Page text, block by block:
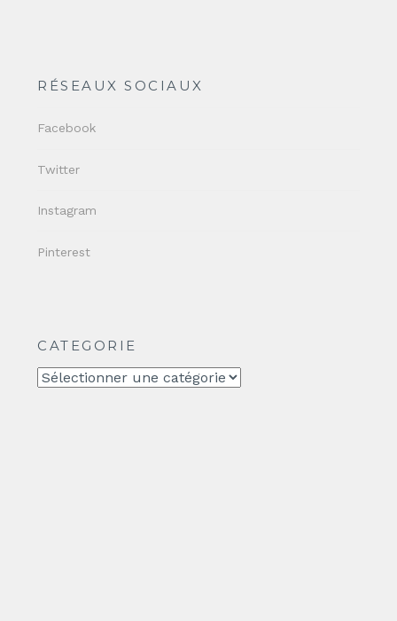
RÉSEAUX SOCIAUX
Facebook
Twitter
Instagram
Pinterest
CATEGORIE
CATEGORIE